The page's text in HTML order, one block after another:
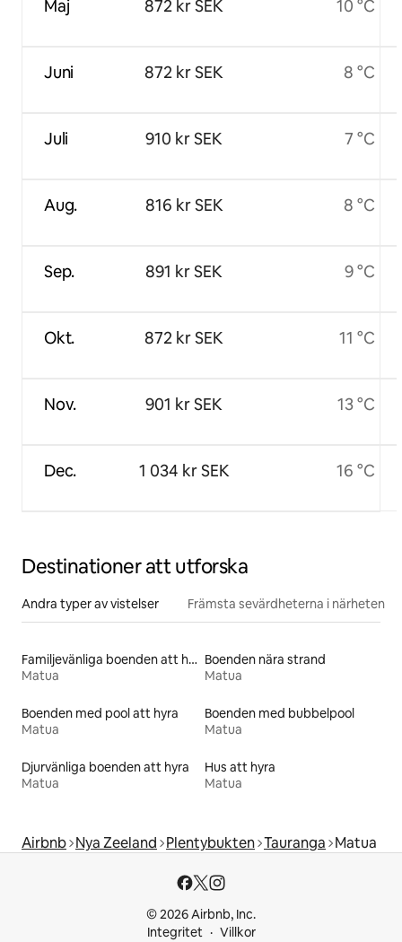
Maj
Juni
Juli
Aug.
Sep.
Okt.
Nov.
Dec.
872 kr SEK
872 kr SEK
910 kr SEK
816 kr SEK
891 kr SEK
872 kr SEK
901 kr SEK
1 034 kr SEK
10 °C
8 °C
7 °C
8 °C
9 °C
11 °C
13 °C
16 °C
Destinationer att utforska
Andra typer av vistelser Främsta sevärdheterna i närheten
Familjevänliga boenden att hyra
Matua
Boenden nära strand
Matua
Boenden med pool att hyra
Matua
Boenden med bubbelpool
Matua
Djurvänliga boenden att hyra
Matua
Hus att hyra
Matua
Airbnb Nya Zeeland Plentybukten Tauranga Matua
© 2026 Airbnb, Inc.
Integritet
Villkor